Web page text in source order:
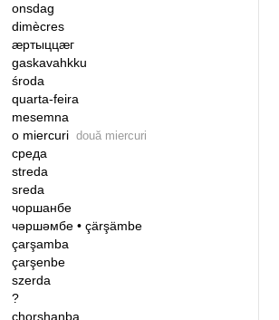
onsdag
dimècres
ӕртыццӕг
gaskavahkku
środa
quarta-feira
mesemna
o miercuri două miercuri
среда
streda
sreda
чоршанбе
чәршәмбе• çärşämbe
çarşamba
çarşenbe
szerda
?
chorshanba